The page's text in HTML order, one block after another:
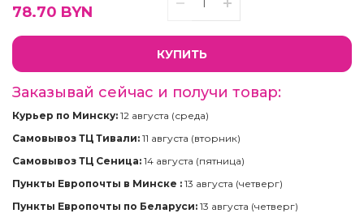
78.70 BYN
КУПИТЬ
Заказывай сейчас и получи товар:
Курьер по Минску: 12 августа (среда)
Самовывоз ТЦ Тивали: 11 августа (вторник)
Самовывоз ТЦ Сеница: 14 августа (пятница)
Пункты Европочты в Минске : 13 августа (четверг)
Пункты Европочты по Беларуси: 13 августа (четверг)